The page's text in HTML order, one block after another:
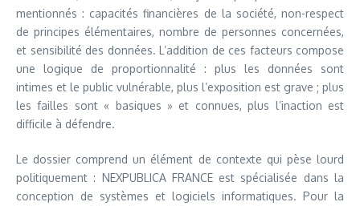
mentionnés : capacités financières de la société, non-respect
de principes élémentaires, nombre de personnes concernées,
et sensibilité des données. L’addition de ces facteurs compose
une logique de proportionnalité : plus les données sont
intimes et le public vulnérable, plus l’exposition est grave ; plus
les failles sont « basiques » et connues, plus l’inaction est
difficile à défendre.
Le dossier comprend un élément de contexte qui pèse lourd
politiquement : NEXPUBLICA FRANCE est spécialisée dans la
conception de systèmes et logiciels informatiques. Pour la